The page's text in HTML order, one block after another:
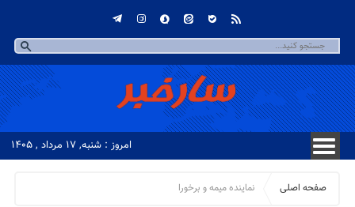
امروز : شنبه, ۱۷ مرداد , ۱۴۰۵
صفحه اصلی نماینده میمه و برخورا